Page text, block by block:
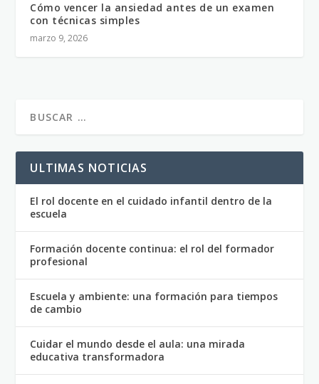
Cómo vencer la ansiedad antes de un examen
con técnicas simples
marzo 9, 2026
ULTIMAS NOTICIAS
El rol docente en el cuidado infantil dentro de la
escuela
Formación docente continua: el rol del formador
profesional
Escuela y ambiente: una formación para tiempos
de cambio
Cuidar el mundo desde el aula: una mirada
educativa transformadora